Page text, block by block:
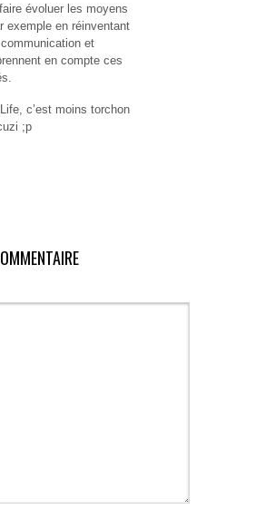
évoluer les moyens
exemple en réinventant
et
en compte ces
c’est moins torchon
;p